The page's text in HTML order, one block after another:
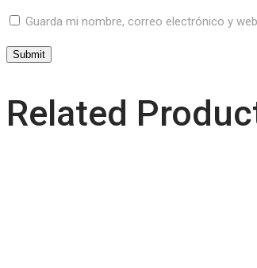
Guarda mi nombre, correo electrónico y
Related